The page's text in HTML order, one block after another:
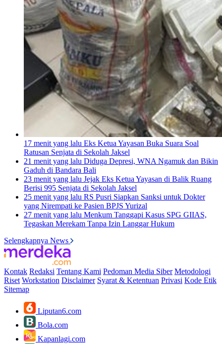
17 menit yang lalu Eks Ketua Yayasan Buka Suara Soal
Ratusan Senjata di Sekolah Jaksel
21 menit yang lalu Diduga Depresi, WNA Ngamuk dan Bikin
Gaduh di Bandara Bali
23 menit yang lalu Jejak Eks Ketua Yayasan di Balik Ruang
Berisi 995 Senjata di Sekolah Jaksel
25 menit yang lalu RS Pusri Siapkan Sanksi untuk Dokter
yang Nirempati ke Pasien BPJS Yurizal
27 menit yang lalu Menkum Tanggapi Kasus SPG GIIAS,
Tegaskan Merekam Tanpa Izin Langgar Hukum
Selengkapnya News
Kontak Redaksi Tentang Kami Pedoman Media Siber Metodologi
Riset Workstation Disclaimer Syarat & Ketentuan Privasi Kode Etik
Sitemap
Liputan6.com
Bola.com
Kapanlagi.com